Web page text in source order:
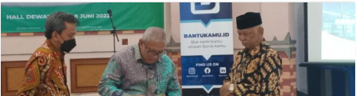
Viral! Selama Dua Bulan Lebih Siltap Serta Tunjangan Pemdes dan BPD di